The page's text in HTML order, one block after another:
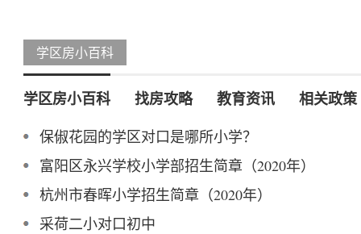
学区房小百科
学区房小百科 找房攻略 教育资讯 相关政策
保俶花园的学区对口是哪所小学？
富阳区永兴学校小学部招生简章（2020年）
杭州市春晖小学招生简章（2020年）
采荷二小对口初中